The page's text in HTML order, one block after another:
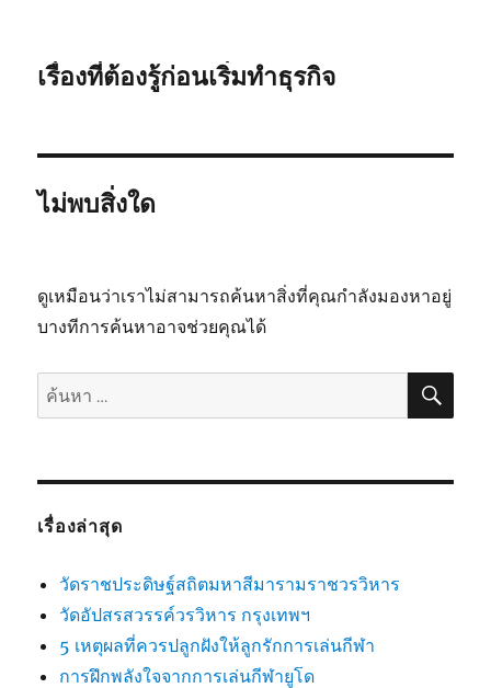
เรื่องที่ต้องรู้ก่อนเริ่มทำธุรกิจ
ไม่พบสิ่งใด
ดูเหมือนว่าเราไม่สามารถค้นหาสิ่งที่คุณกำลังมองหาอยู่
บางทีการค้นหาอาจช่วยคุณได้
ค้นหา: ค้น
เรื่องล่าสุด
วัดราชประดิษฐ์สถิตมหาสีมารามราชวรวิหาร
วัดอัปสรสวรรค์วรวิหาร กรุงเทพฯ
5 เหตุผลที่ควรปลูกฝังให้ลูกรักการเล่นกีฬา
การฝึกพลังใจจากการเล่นกีฬายูโด